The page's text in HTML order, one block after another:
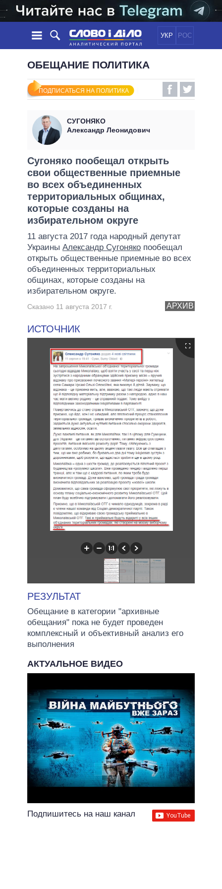
УКР РОС
НОВОСТИ
ЛЕНТА
СОБЫТИЯ
СТАТЬИ
МНЕНИЯ
ОБЗОРЫ
ДАЙДЖЕСТЫ
ПОЛИТИКА
ЭКОНОМИКА
МИР
ОБЕЩАНИЯ
ВСЕ ПОЛИТИКИ
ПРЕЗИДЕНТ И ОФИС
ВЕРХОВНАЯ РАДА
КАБИНЕТ МИНИСТРОВ
ГЛАВЫ ОБЛАДМИНИСТРАЦИЙ
МЭРЫ
ВСЕ ПЕРСОНЫ
ИНФОГРАФИКА
ПОДДЕРЖАТЬ
СРАВНЕНИЕ ПОЛИТИКОВ
ОБЕЩАНИЕ ПОЛИТИКА
ПОДПИСАТЬСЯ НА ПОЛИТИКА
СУГОНЯКО
Александр Леонидович
Сугоняко пообещал открыть
свои общественные приемные
во всех объединенных
территориальных общинах,
которые созданы на
избирательном округе
11 августа 2017 года народный депутат
Украины Александр Сугоняко пообещал
открыть общественные приемные во всех
объединенных территориальных
общинах, которые созданы на
избирательном округе.
АРХИВ
Сказано 11 августа 2017 г.
ИСТОЧНИК
РЕЗУЛЬТАТ
Обещание в категории "архивные
обещания" пока не будет проведен
комплексный и объективный анализ его
выполнения
АКТУАЛЬНОЕ ВИДЕО
Подпишитесь на наш канал